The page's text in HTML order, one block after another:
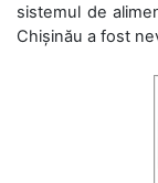
sistemul de
Chișinău a fost